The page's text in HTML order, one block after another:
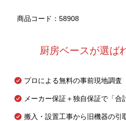
商品コード：58908
厨房ベースが選ば
プロによる無料の事前現地調査
メーカー保証＋独自保証で「合
搬入・設置工事から旧機器の引